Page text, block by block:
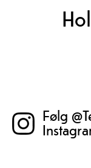
Følg
Følg